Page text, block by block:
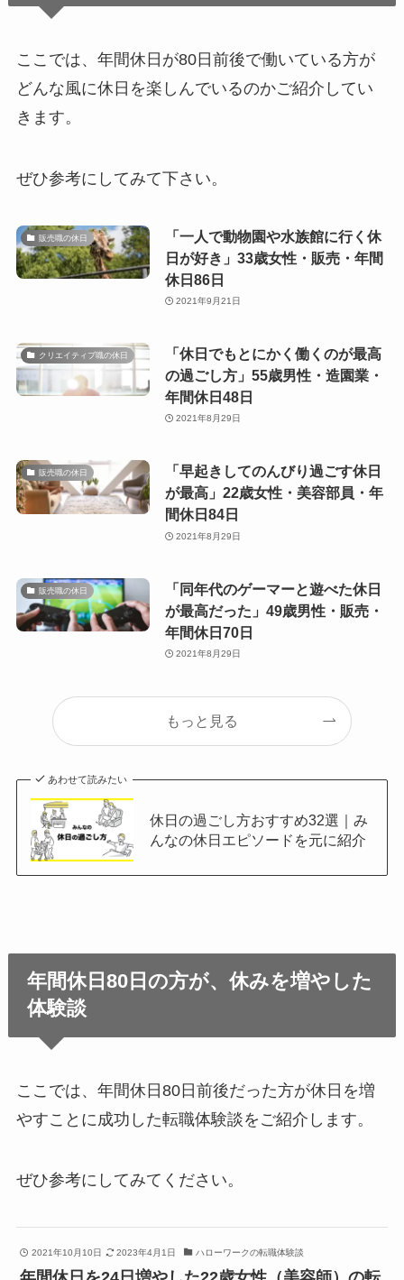
ここでは、年間休日が80日前後で働いている方が
どんな風に休日を楽しんでいるのかご紹介してい
きます。
ぜひ参考にしてみて下さい。
販売職の休日
「一人で動物園や水族館に行く休
日が好き」33歳女性・販売・年間
休日86日
2021年9月21日
クリエイティブ職の休日
「休日でもとにかく働くのが最高
の過ごし方」55歳男性・造園業・
年間休日48日
2021年8月29日
販売職の休日
「早起きしてのんびり過ごす休日
が最高」22歳女性・美容部員・年
間休日84日
2021年8月29日
販売職の休日
「同年代のゲーマーと遊べた休日
が最高だった」49歳男性・販売・
年間休日70日
2021年8月29日
もっと見る
あわせて読みたい
休日の過ごし方おすすめ32選｜み
んなの休日エピソードを元に紹介
年間休日80日の方が、休みを増やした
体験談
ここでは、年間休日80日前後だった方が休日を増
やすことに成功した転職体験談をご紹介します。
ぜひ参考にしてみてください。
2021年10月10日 2023年4月1日 ハローワークの転職体験談